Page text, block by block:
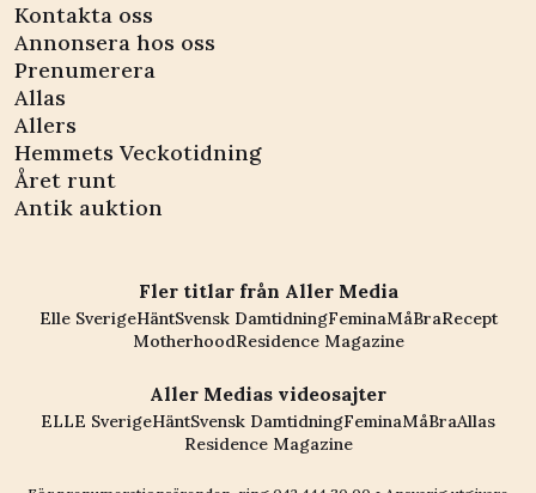
Kontakta oss
Annonsera hos oss
Prenumerera
Allas
Allers
Hemmets Veckotidning
Året runt
Antik auktion
Fler titlar från Aller Media
Elle SverigeHäntSvensk DamtidningFeminaMåBraRecept
MotherhoodResidence Magazine
Aller Medias videosajter
ELLE SverigeHäntSvensk DamtidningFeminaMåBraAllas
Residence Magazine